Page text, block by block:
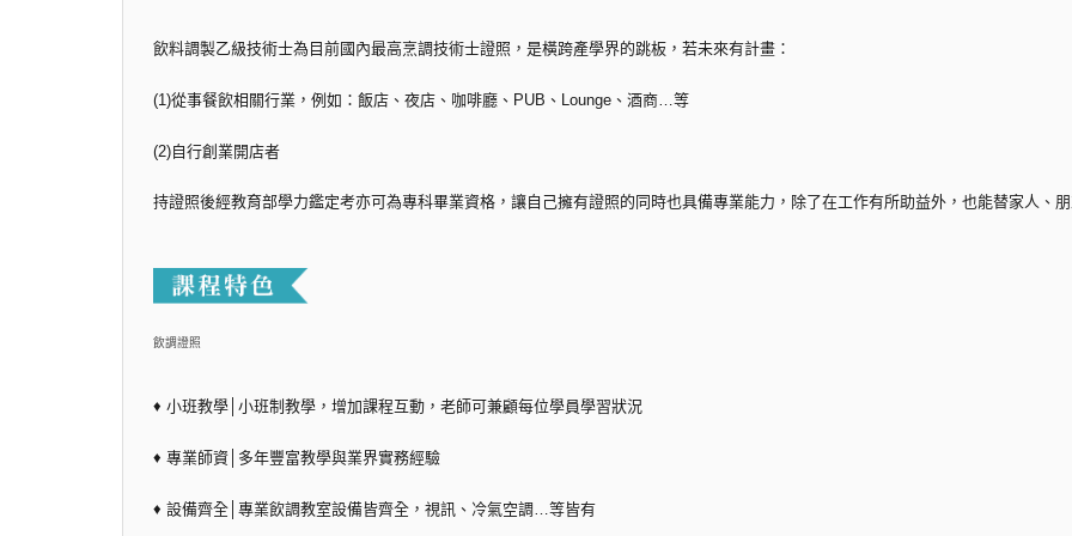
飲料調製乙級技術士為目前國內最高烹調技術士證照，是橫跨產學界的跳板，若未來有計畫：
(1)從事餐飲相關行業，例如：飯店、夜店、咖啡廳、PUB、Lounge、酒商…等
(2)自行創業開店者
持證照後經教育部學力鑑定考亦可為專科畢業資格，讓自己擁有證照的同時也具備專業能力，除了在工作有所助益外，也能替家人、
飲調證照
♦ 小班教學│小班制教學，增加課程互動，老師可兼顧每位學員學習狀況
♦ 專業師資│多年豐富教學與業界實務經驗
♦ 設備齊全│專業飲調教室設備皆齊全，視訊、冷氣空調…等皆有